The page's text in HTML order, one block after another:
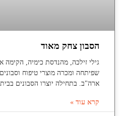
הסבון צחק מאוד
שפיתחה ומכרה מוצרי טיפוח
ארה"ב. בתחילה יוצרו הסבונים בבית
קרא עוד »